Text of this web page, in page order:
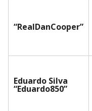
“RealDanCooper”
Eduardo Silva
“Eduardo850”